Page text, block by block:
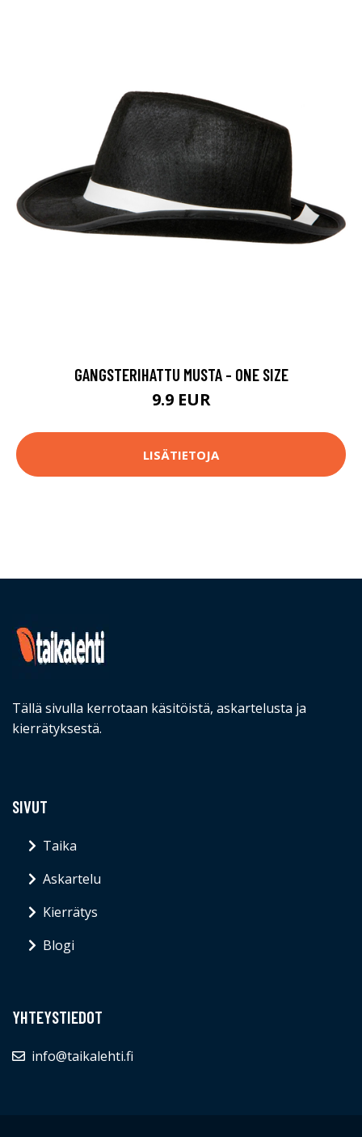
GANGSTERIHATTU MUSTA - ONE SIZE
9.9 EUR
LISÄTIETOJA
Tällä sivulla kerrotaan käsitöistä, askartelusta ja
kierrätyksestä.
SIVUT
Taika
Askartelu
Kierrätys
Blogi
YHTEYSTIEDOT
info@taikalehti.fi